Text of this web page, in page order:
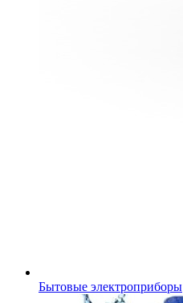
Бытовые электроприборы